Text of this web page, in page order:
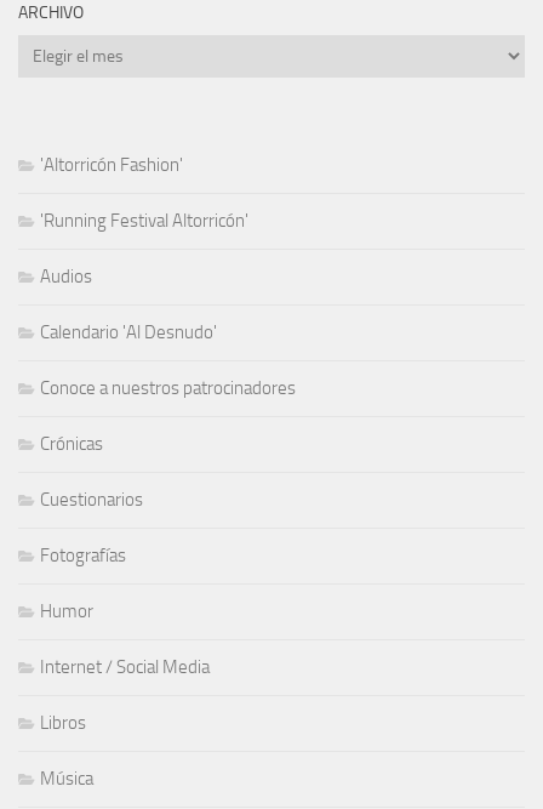
ARCHIVO
Archivo
'Altorricón Fashion'
'Running Festival Altorricón'
Audios
Calendario 'Al Desnudo'
Conoce a nuestros patrocinadores
Crónicas
Cuestionarios
Fotografías
Humor
Internet / Social Media
Libros
Música